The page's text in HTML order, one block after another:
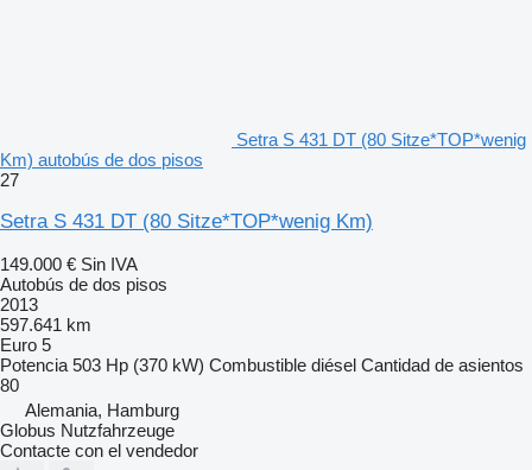
Setra S 431 DT (80 Sitze*TOP*wenig
Km) autobús de dos pisos
27
Setra S 431 DT (80 Sitze*TOP*wenig Km)
149.000 € Sin IVA
Autobús de dos pisos
2013
597.641 km
Euro 5
Potencia 503 Hp (370 kW) Combustible diésel Cantidad de asientos
80
Alemania, Hamburg
Globus Nutzfahrzeuge
Contacte con el vendedor